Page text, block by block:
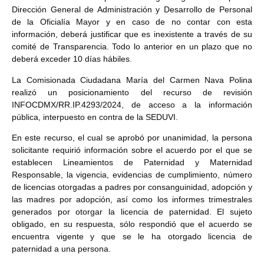
Dirección General de Administración y Desarrollo de Personal
de la Oficialía Mayor y en caso de no contar con esta
información, deberá justificar que es inexistente a través de su
comité de Transparencia. Todo lo anterior en un plazo que no
deberá exceder 10 días hábiles.
La Comisionada Ciudadana María del Carmen Nava Polina
realizó un posicionamiento del recurso de revisión
INFOCDMX/RR.IP.4293/2024, de acceso a la información
pública, interpuesto en contra de la SEDUVI.
En este recurso, el cual se aprobó por unanimidad, la persona
solicitante requirió información sobre el acuerdo por el que se
establecen Lineamientos de Paternidad y Maternidad
Responsable, la vigencia, evidencias de cumplimiento, número
de licencias otorgadas a padres por consanguinidad, adopción y
las madres por adopción, así como los informes trimestrales
generados por otorgar la licencia de paternidad. El sujeto
obligado, en su respuesta, sólo respondió que el acuerdo se
encuentra vigente y que se le ha otorgado licencia de
paternidad a una persona.